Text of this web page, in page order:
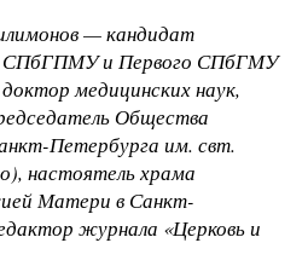
— кандидат
СПбГПМУ и Первого СПбГМУ
медицинских наук,
Общества
Петербурга им. свт.
настоятель храма
Матери в Санкт-
журнала «Церковь и